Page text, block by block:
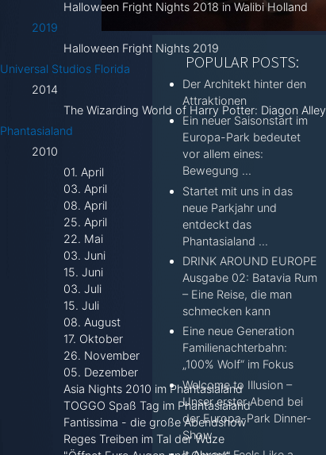
Halloween Fright Nights 2018 in Walibi Holland
2019
Halloween Fright Nights 2019
Universal Studios Florida
2014
The Wizarding World of Harry Potter: Diagon Alley
Phantasialand
2010
01. April
03. April
08. April
25. April
22. Mai
03. Juni
15. Juni
03. Juli
15. Juli
08. August
17. Oktober
26. November
05. Dezember
Asia Nights 2010 im Phantasialand
TOGGO Spaß Tag im Phantasialand
Fantissima - die große Abendshow
Reges Treiben im Tal der Wuze
POPULAR POSTS:
Der Architekt hinter den
Attraktionen
Ein neuer Saisonstart im
Europa-Park bedeutet
vor allem eines:
Bewegung ...
Startet mit uns in das
neue Parkjahr und
entdeckt das
Phantasialand ...
DRINK AROUND EUROPE
Ausgabe 02: Batavia Rum
– Eine Reise, die man
schmecken kann
Eine neue Generation
Familienachterbahn:
„100% Wolf“ im Fokus
Welcome to Illusion –
Unser erster Abend bei
der Europa-Park Dinner-
Show